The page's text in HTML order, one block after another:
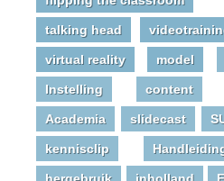
talking head
virtual reality model
Instelling content
Academia slidecast
kennisclip